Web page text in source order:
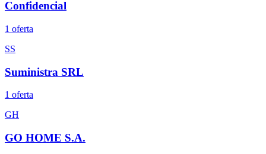
Confidencial
1 oferta
SS
Suministra SRL
1 oferta
GH
GO HOME S.A.